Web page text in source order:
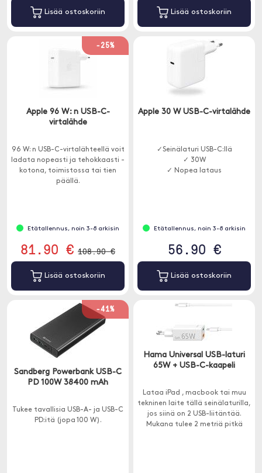
Lisää ostoskoriin Lisää ostoskoriin
-25%
Apple 96 W: n USB-C-
virtalähde
96 W: n USB-C-virtalähteellä voit
ladata nopeasti ja tehokkaasti -
kotona, toimistossa tai tien
päällä.
Etätallennus, noin 3-8 arkisin
81.90 € 108.90 €
Lisää ostoskoriin
Apple 30 W USB-C-virtalähde
✓Seinälaturi USB-C:llä
✓ 30W
✓ Nopea lataus
Etätallennus, noin 3-8 arkisin
56.90 €
Lisää ostoskoriin
-41%
Sandberg Powerbank USB-C
PD 100W 38400 mAh
Tukee tavallisia USB-A- ja USB-C
PD:itä (jopa 100 W).
Hama Universal USB-laturi
65W + USB-C-kaapeli
Lataa iPad , macbook tai muu
tekninen laite tällä seinälaturilla,
jos siinä on 2 USB-liitäntää.
Mukana tulee 2 metriä pitkä